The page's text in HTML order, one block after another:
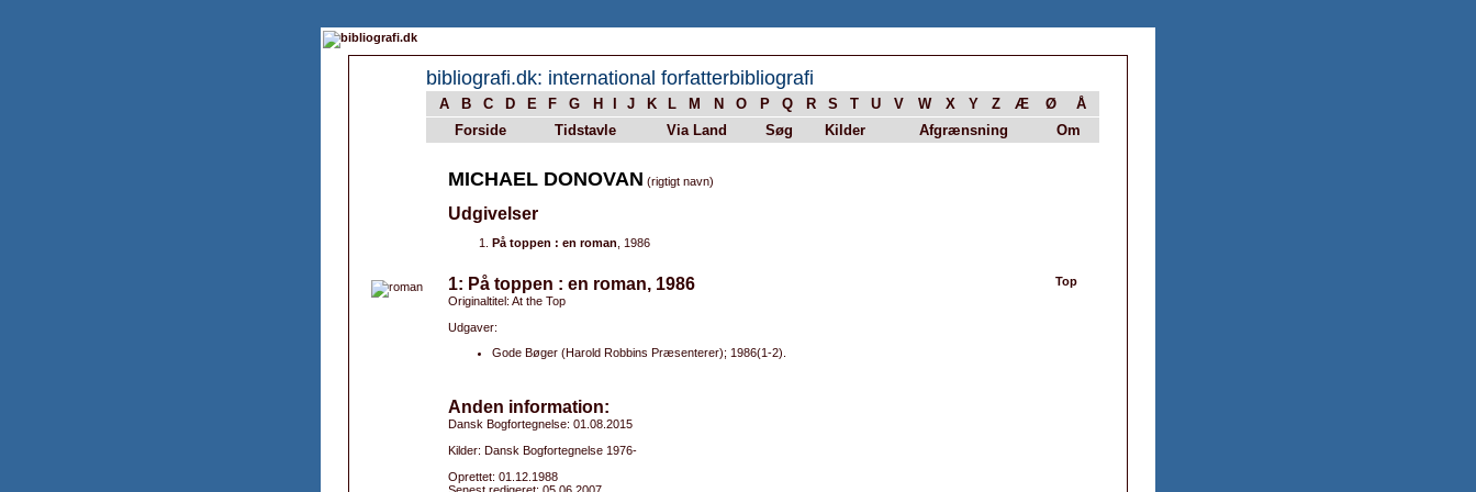
bibliografi.dk: international forfatterbibliografi
A B C D E F G H J K L M N O P Q R S T U V W X Y Z Æ Ø
Å
Forside
Tidstavle Via Land Søg Kilder Afgrænsning Om
MICHAEL DONOVAN (rigtigt navn)
Udgivelser
På toppen : en roman , 1986
Top
1: På toppen : en roman, 1986
Originaltitel: At the Top
Udgaver:
Gode Bøger (Harold Robbins Præsenterer); 1986(1-2).
Anden information:
Dansk Bogfortegnelse: 01.08.2015
Kilder: Dansk Bogfortegnelse 1976-
Oprettet: 01.12.1988